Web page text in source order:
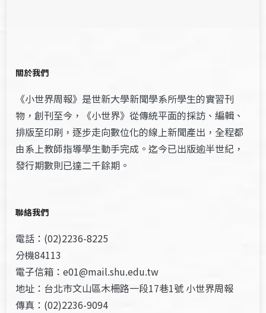
關於我們
《小世界周報》是世新大學新聞學系所學生的實習刊
物，創刊至今，《小世界》從傳統平面的採訪、編輯、
排版至印刷，逐步走向數位化的線上新聞產出，全程都
由系上教師指導學生動手完成。迄今已出版逾半世紀，
發行期數則已達二千餘期。
聯絡我們
電話：(02)2236-8225
分機84113
電子信箱：e01@mail.shu.edu.tw
地址：台北市文山區木柵路一段17巷1號 小世界周報
傳真：(02)2236-9094